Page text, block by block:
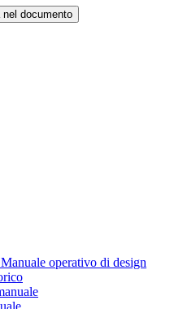
nel documento
operativo di design